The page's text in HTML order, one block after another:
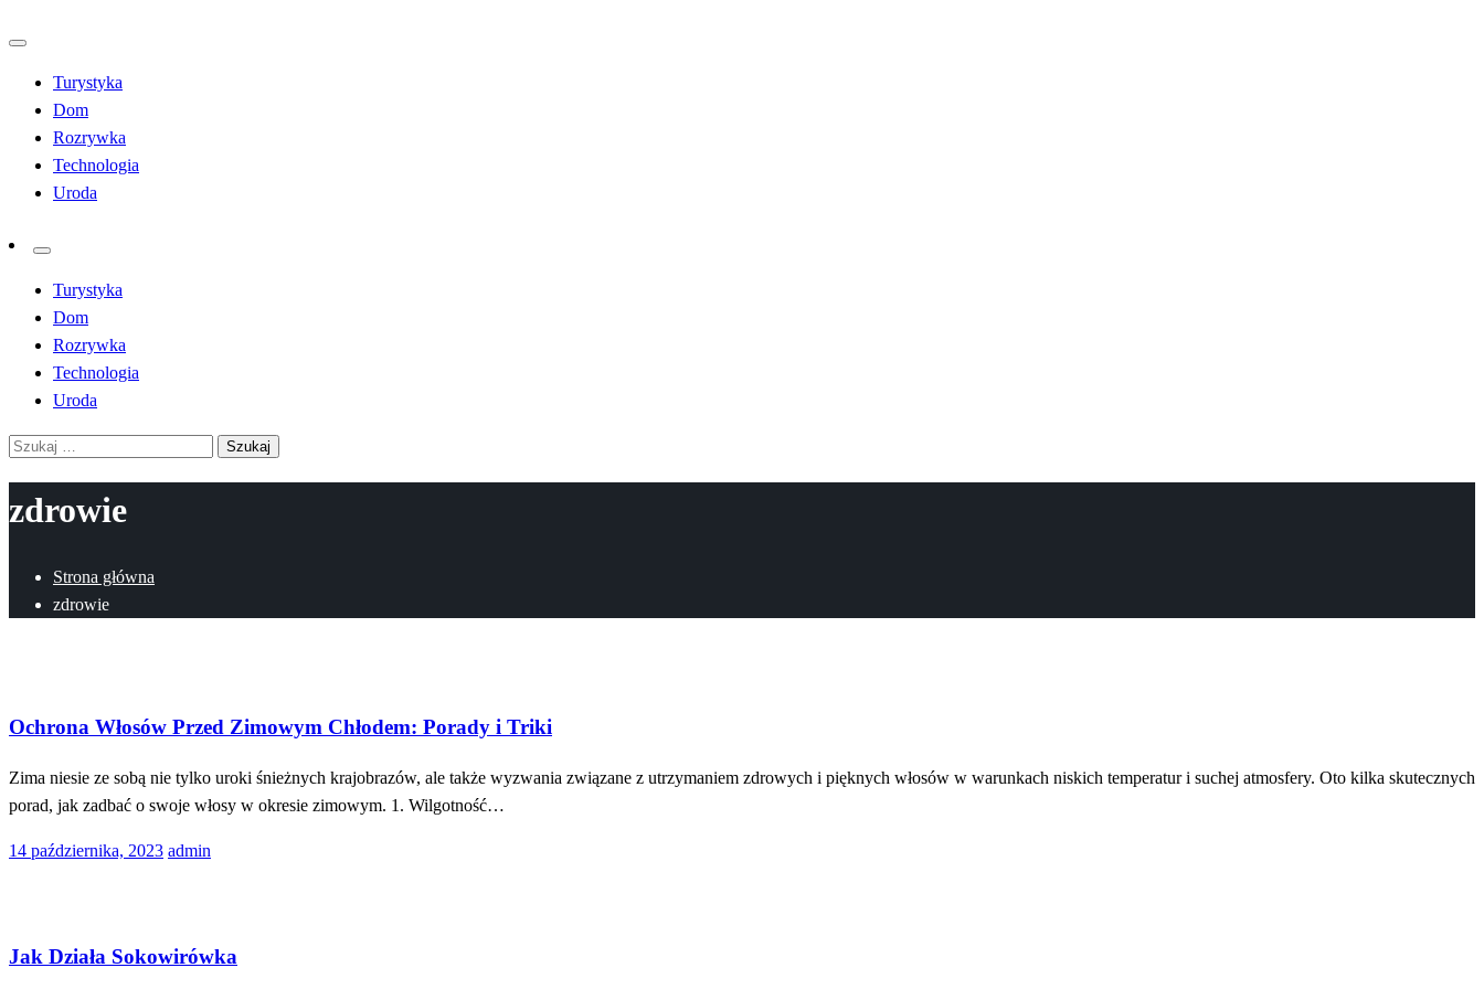
Przejdź
treści
Turystyka
Dom
Rozrywka
Technologia
Uroda
Turystyka
Dom
Rozrywka
Technologia
Uroda
Szukaj:
zdrowie
Strona główna
zdrowie
Ochrona Włosów Przed Zimowym Chłodem: Porady i Triki
Zima niesie ze sobą nie tylko uroki śnieżnych krajobrazów, ale także wyzwania związane z utrzymaniem zdrowych i pięknych włosów w warunkach niskich temperatur i suchej atmosfery. Oto kilka skutecznych
porad, jak zadbać o swoje włosy w okresie zimowym. 1. Wilgotność…
Opublikowane
14 października, 2023 admin
Jak Działa Sokowirówka